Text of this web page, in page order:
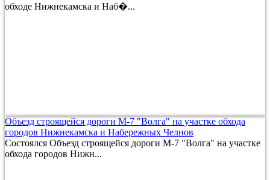
обходе Нижнекамска и Наб�...
Объезд строящейся дороги М-7 "Волга" на участке обхода
городов Нижнекамска и Набережных Челнов
Состоялся Объезд строящейся дороги М-7 "Волга" на участке
обхода городов Нижн...